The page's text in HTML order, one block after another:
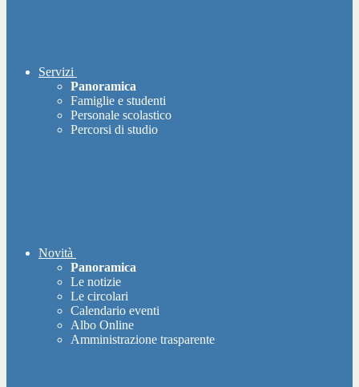
Servizi
Panoramica
Famiglie e studenti
Personale scolastico
Percorsi di studio
Novità
Panoramica
Le notizie
Le circolari
Calendario eventi
Albo Online
Amministrazione trasparente